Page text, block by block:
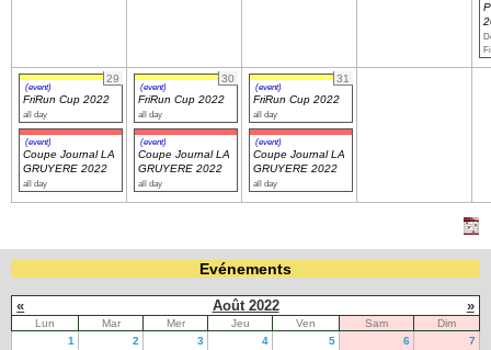
29
(event)
FriRun Cup 2022
all day
(event)
Coupe Journal LA
GRUYERE 2022
all day
30
(event)
FriRun Cup 2022
all day
(event)
Coupe Journal LA
GRUYERE 2022
all day
31
(event)
FriRun Cup 2022
all day
(event)
Coupe Journal LA
GRUYERE 2022
all day
Evénements
« Août 2022 »
Lun Mar Mer Jeu Ven Sam
Dim
1
2 3 4 5 6
7